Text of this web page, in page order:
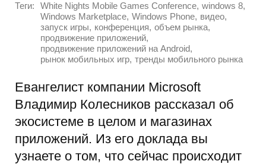
Теги: White Nights Mobile Games Conference, windows 8,
Windows Marketplace, Windows Phone, видео,
запуск игры, конференция, объем рынка,
продвижение приложений,
продвижение приложений на Android,
рынок мобильных игр, тренды мобильного рынка
Евангелист компании Microsoft
Владимир Колесников рассказал об
экосистеме в целом и магазинах
приложений. Из его доклада вы
узнаете о том, что сейчас происходит